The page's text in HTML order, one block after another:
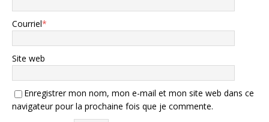
Courriel*
Site web
Enregistrer mon nom, mon e-mail et mon site web dans ce
navigateur pour la prochaine fois que je commente.